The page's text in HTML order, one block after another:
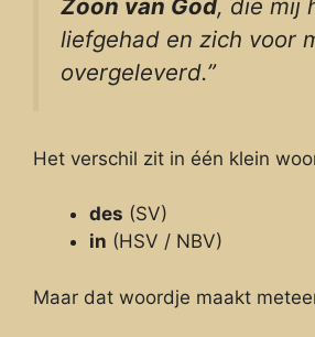
Zoon van God, die mij
liefgehad en zich voor
overgeleverd.”
Het verschil zit in één klein
des (SV)
in (HSV / NBV)
Maar dat woordje maakt